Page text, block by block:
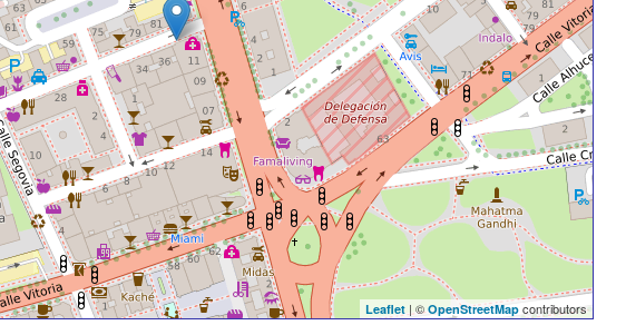
Leaflet | ©OpenStreetMap contributors